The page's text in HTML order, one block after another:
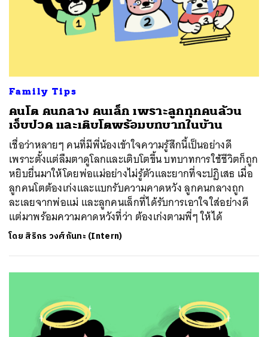
Family Tips
คนโต คนกลาง คนเล็ก เพราะลูกทุกคนล้วน
เจ็บปวด และเติบโตพร้อมบทบาทในบ้าน
เชื่อว่าหลายๆ คนที่มีพี่น้องเข้าใจความรู้สึกนี้เป็นอย่างดี
เพราะตั้งแต่ลืมตาดูโลกและเติบโตขึ้น บทบาทการใช้ชีวิตก็ถูก
หยิบยื่นมาให้โดยพ่อแม่อย่างไม่รู้ตัวและยากที่จะปฏิเสธ เมื่อ
ลูกคนโตต้องเก่งและแบกรับความคาดหวัง ลูกคนกลางถูก
ละเลยจากพ่อแม่ และลูกคนเล็กที่ได้รับการเอาใจใส่อย่างดี
แต่มาพร้อมความคาดหวังที่ว่า ต้องเก่งตามพี่ๆ ให้ได้
โดย สิริกร วงศ์กันทะ (Intern)